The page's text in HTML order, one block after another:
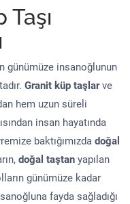
günümüze insanoğlunun
Granit küp taşlarve
hem uzun süreli
insan hayatında
baktığımızda doğal
doğal taştan yapılan
günümüze kadar
fayda sağladığı